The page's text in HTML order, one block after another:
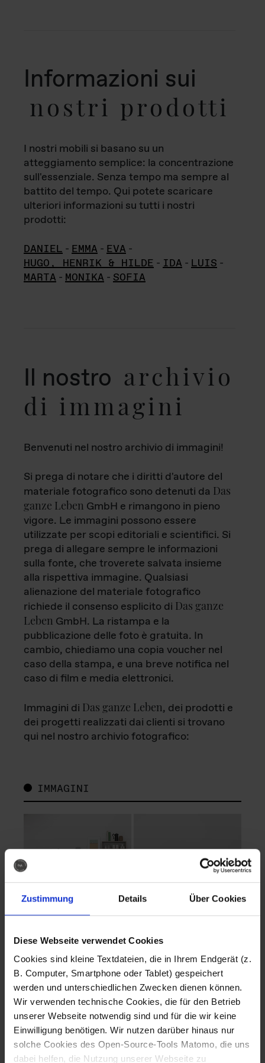
Zustimmung Details Über Cookies
Diese Webseite verwendet Cookies
Cookies sind kleine Textdateien, die in Ihrem Endgerät (z.
B. Computer, Smartphone oder Tablet) gespeichert
werden und unterschiedlichen Zwecken dienen können.
Wir verwenden technische Cookies, die für den Betrieb
unserer Webseite notwendig sind und für die wir keine
Einwilligung benötigen. Wir nutzen darüber hinaus nur
solche Cookies des Open-Source-Tools Matomo, die uns
dabei helfen, die Nutzung unserer Webseite zu
Informazioni sui
nostri prodotti
I nostri mobili si basano su un
atteggiamento semplice: la concentrazione
sull'essenziale. Senza tempo ma sempre al
battito del tempo. Qui potete scaricare
ulteriori informazioni su tutti i nostri
prodotti:
DANIEL - EMMA - EVA -
HUGO, HENRIK & HILDE - IDA - LUIS -
MARTA - MONIKA - SOFIA
Il nostro archivio
di immagini
Benvenuti nel nostro archivio di immagini!
Si prega di notare che i diritti d'autore del
materiale fotografico sono detenuti da Das
ganze Leben GmbH e rimangono in pieno
vigore. Le immagini possono essere
utilizzate per scopi editoriali e scientifici. Si
prega di allegare sempre le informazioni
sulla fonte, che troverete salvata insieme
alla rispettiva immagine. Qualsiasi
alienazione del materiale fotografico
richiede il consenso esplicito di Das ganze
Leben GmbH. La ristampa e la
pubblicazione delle foto è gratuita. In
cambio, chiediamo una copia voucher nel
caso della stampa, e una breve notifica nel
caso di film e media elettronici.
Immagini di Das ganze Leben, dei prodotti e
dei progetti realizzati dai clienti si trovano
qui nel nostro archivio fotografico:
IMMAGINI
Fotografo: Lorenz
Sternbach
Download
Fotografo: Lorenz
Sternbach
Download